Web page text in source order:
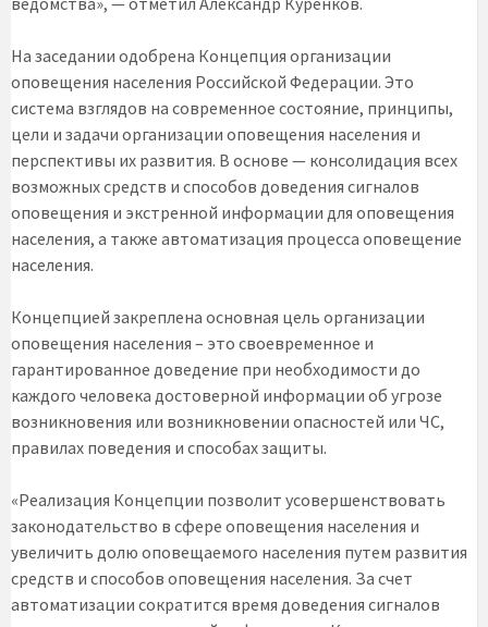
На заседании одобрена Концепция организации
оповещения населения Российской Федерации. Это
система взглядов на современное состояние, принципы,
цели и задачи организации оповещения населения и
перспективы их развития. В основе — консолидация всех
возможных средств и способов доведения сигналов
оповещения и экстренной информации для оповещения
населения, а также автоматизация процесса оповещение
населения.
Концепцией закреплена основная цель организации
оповещения населения – это своевременное и
гарантированное доведение при необходимости до
каждого человека достоверной информации об угрозе
возникновения или возникновении опасностей или ЧС,
правилах поведения и способах защиты.
«Реализация Концепции позволит усовершенствовать
законодательство в сфере оповещения населения и
увеличить долю оповещаемого населения путем развития
средств и способов оповещения населения. За счет
автоматизации сократится время доведения сигналов